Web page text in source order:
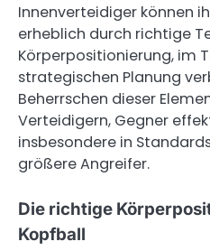
Innenverteidiger können
erheblich durch richtige
Körperpositionierung, im
strategischen Planung
Beherrschen dieser
Verteidigern, Gegner
insbesondere in
größere Angreifer.
Die richtige
Kopfball